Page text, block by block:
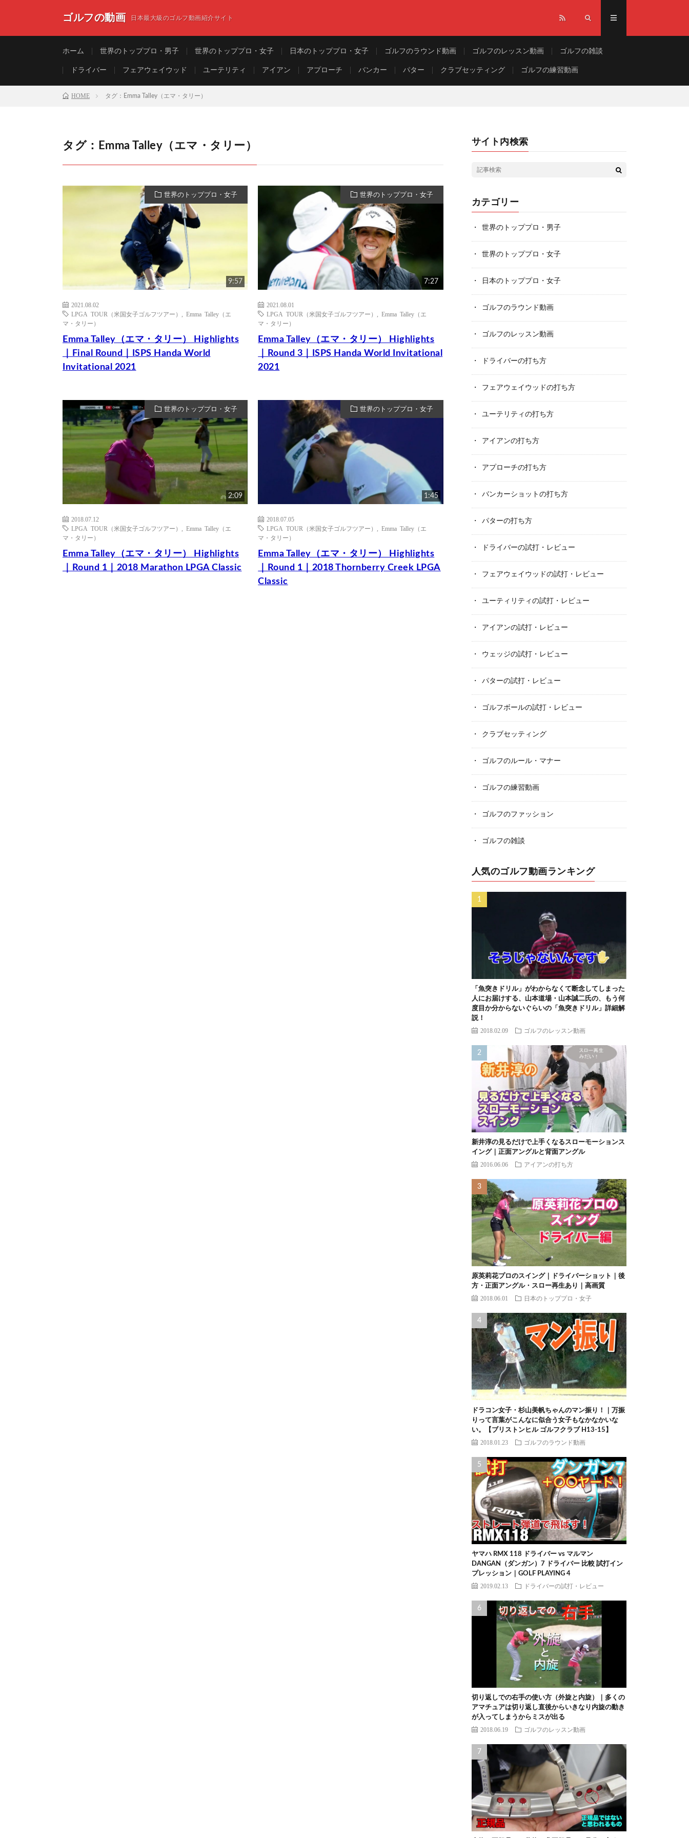
ゴルフの動画 日本最大級のゴルフ動画紹介サイト
ホーム 世界のトッププロ・男子 世界のトッププロ・女子 日本のトッププロ・女子 ゴルフのラウンド動画 ゴルフのレッスン動画 ゴルフの雑談
ドライバー フェアウェイウッド ユーテリティ アイアン アプローチ バンカー パター クラブセッティング ゴルフの練習動画
HOME タグ：Emma Talley（エマ・タリー）
タグ：Emma Talley（エマ・タリー）
世界のトッププロ・女子
9:57
2021.08.02
LPGA TOUR（米国女子ゴルフツアー）
Emma Talley（エ
マ・タリー）
Emma Talley（エマ・タリー） Highlights
｜Final Round｜ISPS Handa World
Invitational 2021
世界のトッププロ・女子
7:27
2021.08.01
LPGA TOUR（米国女子ゴルフツアー）
,Emma Talley（エ
マ・タリー）
Emma Talley（エマ・タリー） Highlights
｜Round 3｜ISPS Handa World Invitational
2021
世界のトッププロ・女子
2:09
2018.07.12
LPGA TOUR（米国女子ゴルフツアー）
Emma Talley（エ
マ・タリー）
Emma Talley（エマ・タリー） Highlights
｜Round 1｜2018 Marathon LPGA Classic
世界のトッププロ・女子
1:45
2018.07.05
LPGA TOUR（米国女子ゴルフツアー）
,Emma Talley（エ
マ・タリー）
Emma Talley（エマ・タリー） Highlights
｜Round 1｜2018 Thornberry Creek LPGA
Classic
サイト内検索
カテゴリー
世界のトッププロ・男子
世界のトッププロ・女子
日本のトッププロ・女子
ゴルフのラウンド動画
ゴルフのレッスン動画
ドライバーの打ち方
フェアウェイウッドの打ち方
ユーテリティの打ち方
アイアンの打ち方
アプローチの打ち方
バンカーショットの打ち方
パターの打ち方
ドライバーの試打・レビュー
フェアウェイウッドの試打・レビュー
ユーティリティの試打・レビュー
アイアンの試打・レビュー
ウェッジの試打・レビュー
パターの試打・レビュー
ゴルフボールの試打・レビュー
クラブセッティング
ゴルフのルール・マナー
ゴルフの練習動画
ゴルフのファッション
ゴルフの雑談
人気のゴルフ動画ランキング
「魚突きドリル」がわからなくて断念してしまった
人にお届けする、山本道場・山本誠二氏の、もう何
度目か分からないぐらいの「魚突きドリル」詳細解
説！
2018.02.09 ゴルフのレッスン動画
新井淳の見るだけで上手くなるスローモーションス
イング｜正面アングルと背面アングル
2016.06.06 アイアンの打ち方
原英莉花プロのスイング｜ドライバーショット｜後
方・正面アングル・スロー再生あり｜高画質
2018.06.01 日本のトッププロ・女子
ドラコン女子・杉山美帆ちゃんのマン振り！｜万振
りって言葉がこんなに似合う女子もなかなかいな
い。【ブリストンヒル ゴルフクラブ H13-15】
2018.01.23 ゴルフのラウンド動画
ヤマハ RMX 118 ドライバー vs マルマン
DANGAN（ダンガン）7 ドライバー 比較 試打イン
プレッション｜GOLF PLAYING 4
2019.02.13 ドライバーの試打・レビュー
切り返しでの右手の使い方（外旋と内旋）｜多くの
アマチュアは切り返し直後からいきなり内旋の動き
が入ってしまうからミスが出る
2018.06.19 ゴルフのレッスン動画